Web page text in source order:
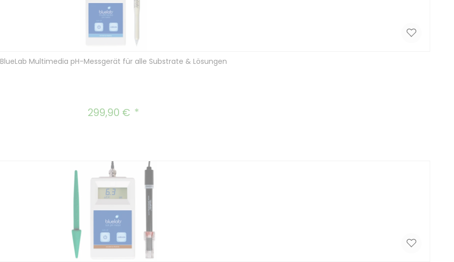
BlueLab Multimedia pH-Messgerät für alle Substrate & Lösungen
Regulärer Preis:
299,90 €